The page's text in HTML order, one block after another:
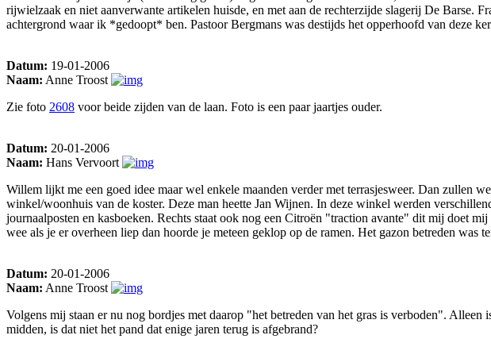
rijwielzaak en niet aanverwante artikelen huisde, en met aan de rechterzijde slagerij De Barse.
achtergrond waar ik *gedoopt* ben. Pastoor Bergmans was destijds het opperhoofd van deze
Datum: 19-01-2006
Naam: Anne Troost
Zie foto 2608 voor beide zijden van de laan. Foto is een paar jaartjes ouder.
Datum: 20-01-2006
Naam: Hans Vervoort
Willem lijkt me een goed idee maar wel enkele maanden verder met terrasjesweer. Dan zullen
winkel/woonhuis van de koster. Deze man heette Jan Wijnen. In deze winkel werden
journaalposten en kasboeken. Rechts staat ook nog een Citroën "traction avante" dit mij doet
wee als je er overheen liep dan hoorde je meteen geklop op de ramen. Het gazon betreden was
Datum: 20-01-2006
Naam: Anne Troost
Volgens mij staan er nu nog bordjes met daarop "het betreden van het gras is verboden".
midden, is dat niet het pand dat enige jaren terug is afgebrand?